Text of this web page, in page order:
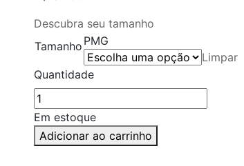
Descubra seu tamanho
Tamanho PMG
Limpar
Quantidade
Em estoque
Adicionar ao carrinho